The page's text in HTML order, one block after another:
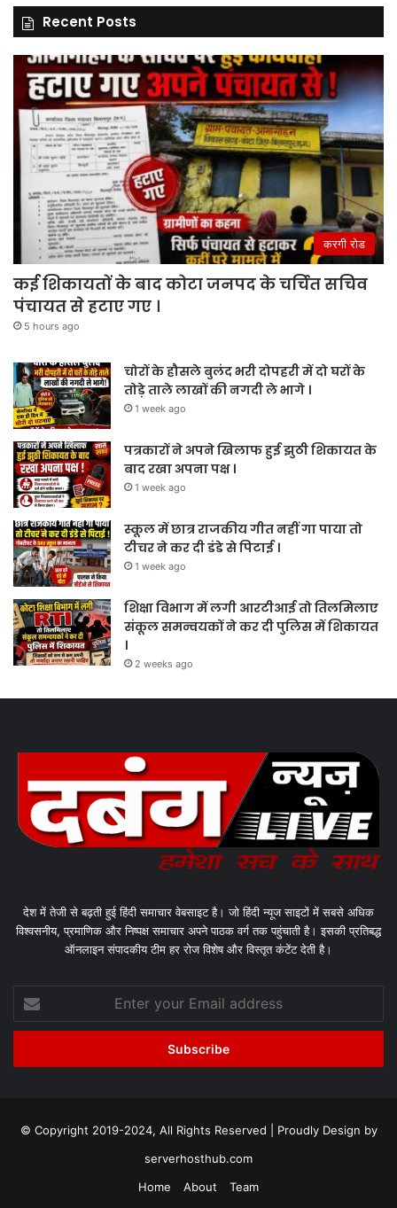
Recent Posts
करगी रोड
कई शिकायतों के बाद कोटा जनपद के चर्चित सचिव
पंचायत से हटाए गए ।
5 hours ago
चोरों के हौसले बुलंद भरी दोपहरी में दो घरों के
तोड़े ताले लाखों की नगदी ले भागे ।
1 week ago
पत्रकारों ने अपने खिलाफ हुई झुठी शिकायत के
बाद रखा अपना पक्ष ।
1 week ago
स्कूल में छात्र राजकीय गीत नहीं गा पाया तो
टीचर ने कर दी डंडे से पिटाई ।
1 week ago
शिक्षा विभाग में लगी आरटीआई तो तिलमिलाए
संकूल समन्वयकों ने कर दी पुलिस में शिकायत
।
2 weeks ago
देश में तेजी से बढ़ती हुई हिंदी समाचार वेबसाइट है। जो हिंदी न्यूज साइटों में सबसे अधिक
विश्वसनीय, प्रमाणिक और निष्पक्ष समाचार अपने पाठक वर्ग तक पहुंचाती है। इसकी प्रतिबद्ध
ऑनलाइन संपादकीय टीम हर रोज विशेष और विस्तृत कंटेंट देती है।
your
Email
© Copyright 2019-2024, All Rights Reserved | Proudly Design by
serverhosthub.com
Home
About Team